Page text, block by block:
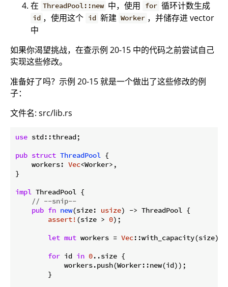
在 ThreadPool::new 中，使用 for 循环计数生成
id ，使用这个 id 新建 Worker ，并储存进 vector
中
如果你渴望挑战，在查示例 20-15 中的代码之前尝试自己
实现这些修改。
准备好了吗？示例 20-15 就是一个做出了这些修改的例
子：
文件名: src/lib.rs
use std::thread;
pub struct ThreadPool {
    workers:
Vec<Worker>,
}
impl ThreadPool {
// --snip--
pub fn new(size: usize) -> ThreadPool {
assert! (size > 0);
let mut workers = Vec::with_capacity(size);
for id in 0..size {
            workers.push(Worker::new(id));
        }